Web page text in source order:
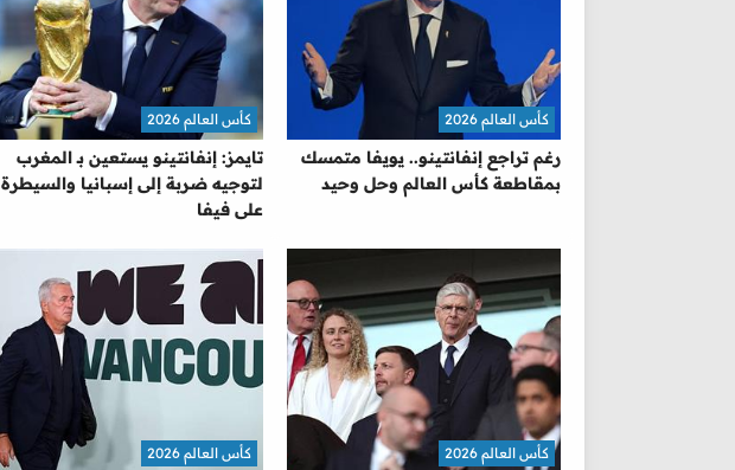
رغم تراجع إنفانتينو.. يويفا متمسك
بمقاطعة كأس العالم وحل وحيد
كأس العالم 2026
تايمز: إنفانتينو يستعين بـ المغرب
لتوجيه ضربة إلى إسبانيا والسيطرة
على فيفا
كأس العالم 2026
كأس العالم 2026 كأس العالم 2026